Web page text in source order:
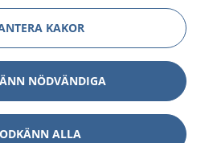
Show
KAKOR
NÖDVÄNDIGA
ALLA